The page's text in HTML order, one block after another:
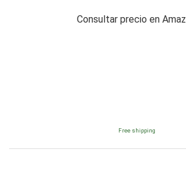
Consultar precio en
Free shipping